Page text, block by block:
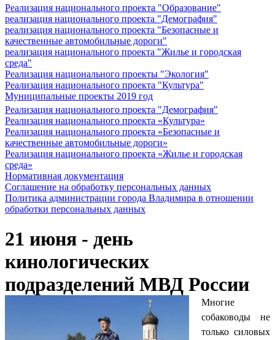
Реализация национального проекта "Образование"
реализация национального проекта "Демография"
реализация национального проекта "Безопасные и
качественные автомобильные дороги"
реализация национального проекта "Жилье и городская
среда"
Реализация национального проекты "Экология"
Реализация национального проекта "Культура"
Муниципальные проекты 2019 год
Реализация национального проекта "Демография"
Реализация национального проекта «Культура»
Реализация национального проекта «Безопасные и
качественные автомобильные дороги»
Реализация национального проекта «Жилье и городская
среда»
Нормативная документация
Соглашение на обработку персональных данных
Политика администрации города Владимира в отношении
обработки персональных данных
21 июня - день
кинологических
подразделений МВД России
Многие
собаководы не
только силовых